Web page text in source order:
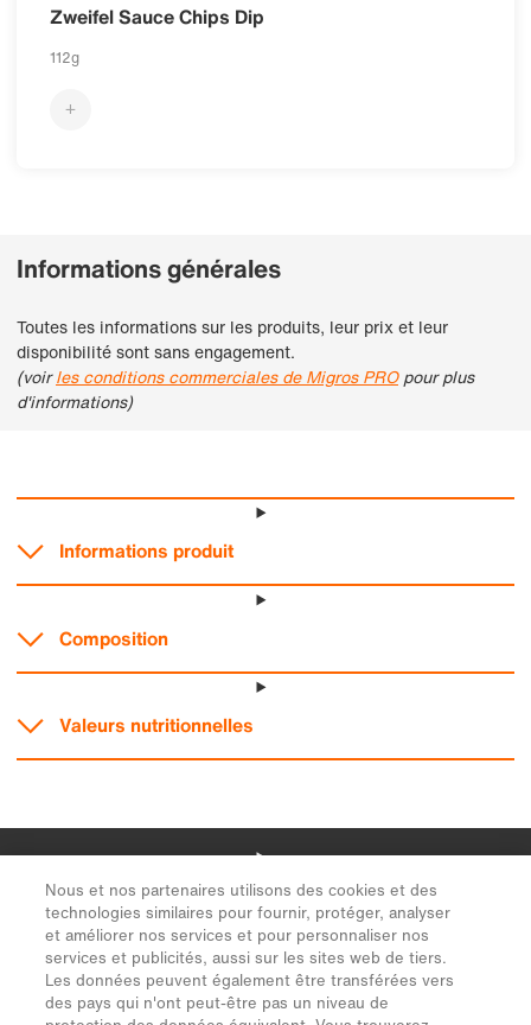
Nous et nos partenaires utilisons des cookies et des
technologies similaires pour fournir, protéger, analyser
et améliorer nos services et pour personnaliser nos
services et publicités, aussi sur les sites web de tiers.
Les données peuvent également être transférées vers
des pays qui n'ont peut-être pas un niveau de